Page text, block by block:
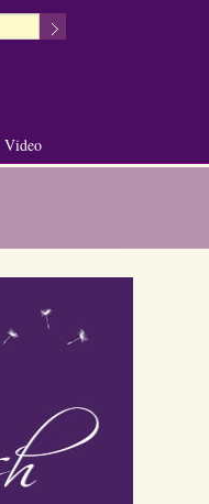
Video